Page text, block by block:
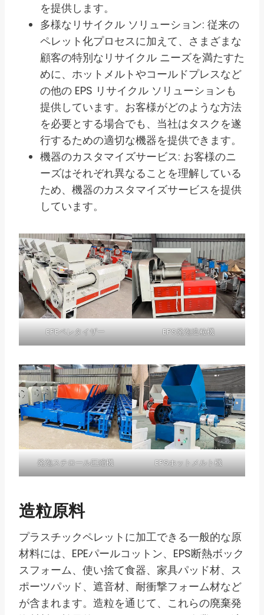
を提供します。
多様なリサイクル ソリューション: 従来の
ペレット化プロセスに加えて、さまざまな
顧客の特別なリサイクル ニーズを満たすた
めに、ホットメルトやコールドプレスなど
の他の EPS リサイクル ソリューションも
提供しています。お客様がどのような方法
を必要とする場合でも、当社はタスクを遂
行するための適切な機器を提供できます。
機器のカスタマイズサービス: お客様のニ
ーズはそれぞれ異なることを理解している
ため、機器のカスタマイズサービスを提供
しています。
EPEペレタイザー EPS発泡造粒機
発泡スチロール圧縮機 EPSホットメルト機
造粒原料
プラスチックペレットに加工できる一般的な原
材料には、EPEパールコットン、EPS断熱ボック
スフォーム、使い捨て食器、家具パッド材、ス
ポーツパッド、遮音材、耐衝撃フォーム材など
が含まれます。造粒を通じて、これらの廃棄発